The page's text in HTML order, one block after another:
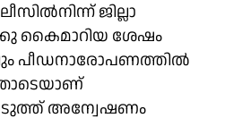
ജില്ലാ
കൈമാറിയ ശേഷം
പീഡനാരോപണത്തില്‍
അന്വേഷണം